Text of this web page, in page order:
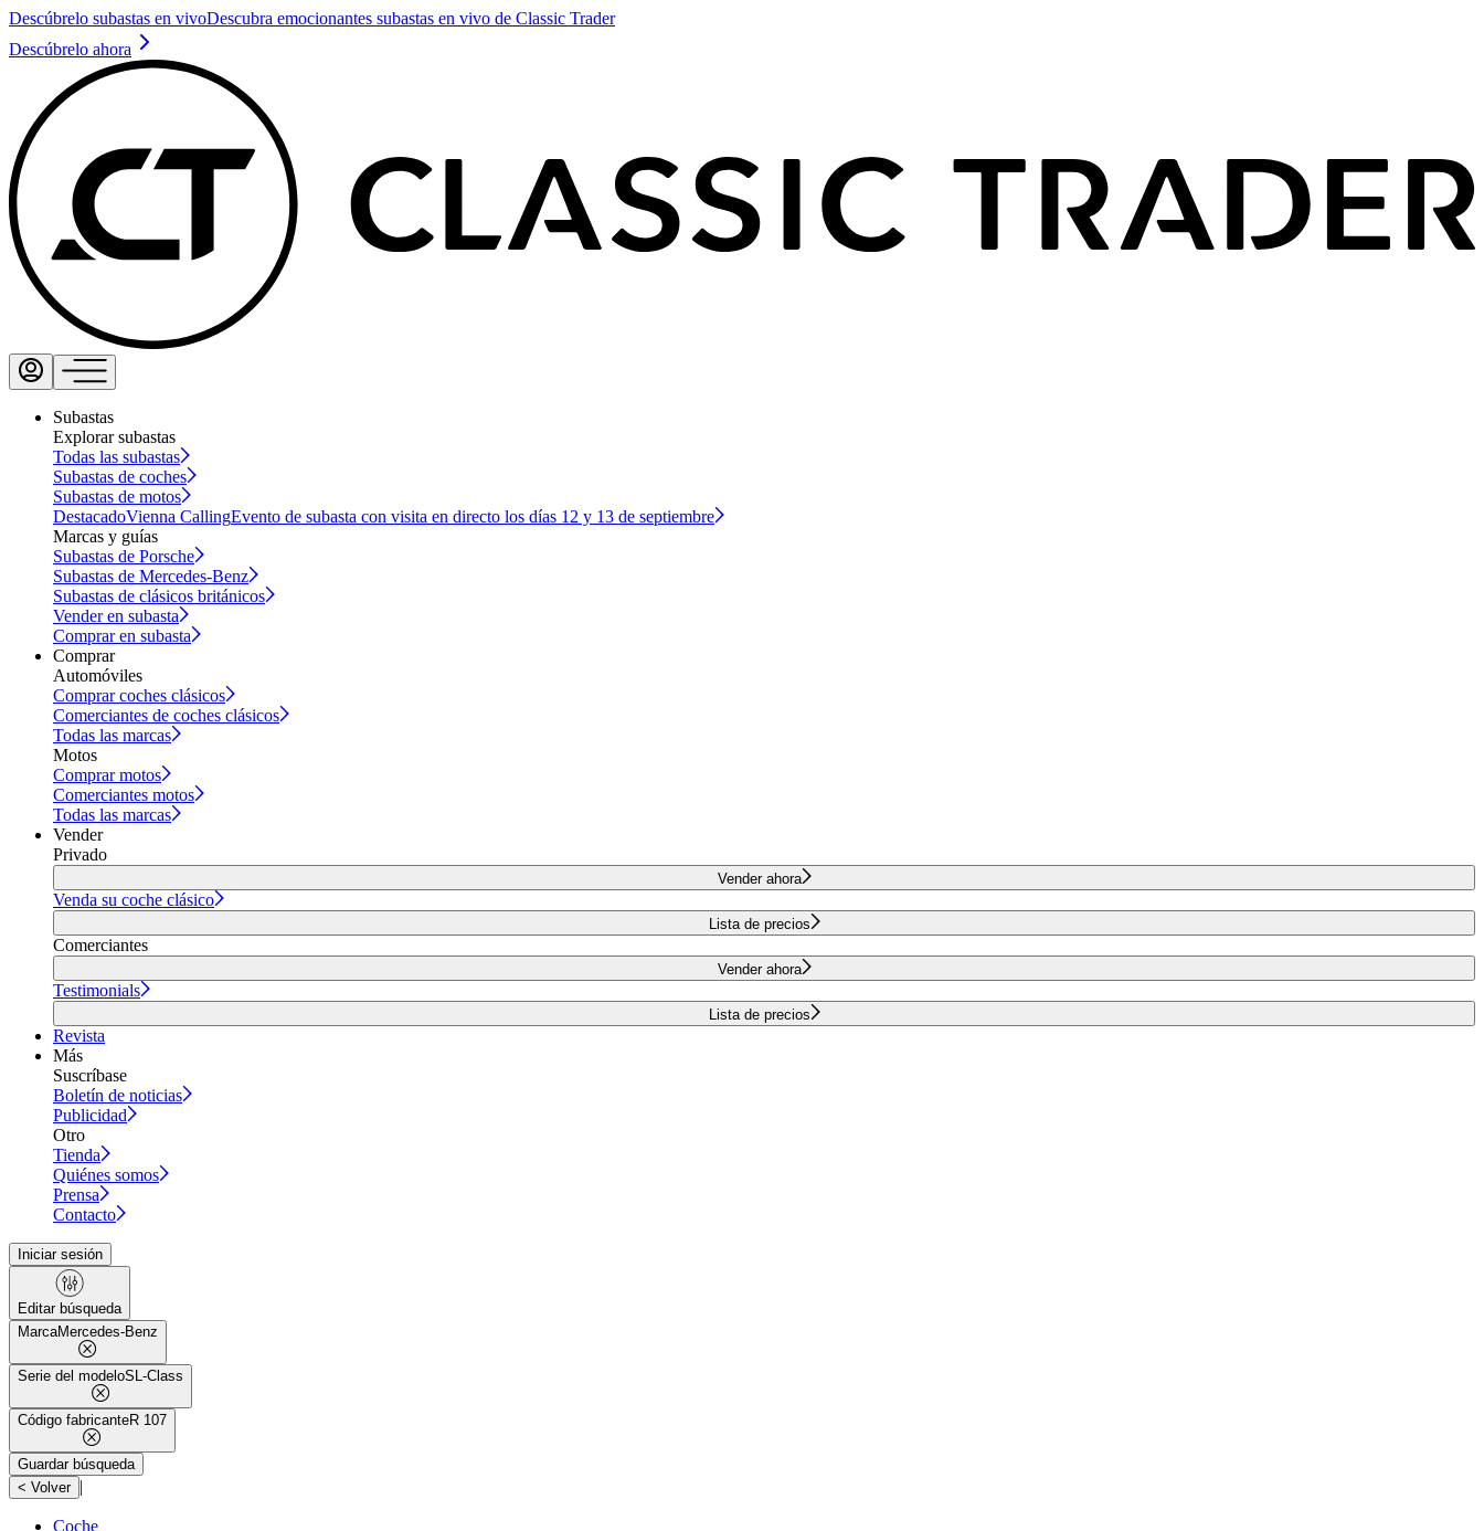
Descúbrelo subastas en vivoDescubra emocionantes subastas en vivo de Classic Trader
Descúbrelo ahora
Subastas
Explorar subastas
Todas las subastas
Subastas de coches
Subastas de motos
DestacadoVienna CallingEvento de subasta con visita en directo los días 12 y 13 de septiembre
Marcas y guías
Subastas de Porsche
Subastas de Mercedes-Benz
Subastas de clásicos británicos
Vender en subasta
Comprar en subasta
Comprar
Automóviles
Comprar coches clásicos
Comerciantes de coches clásicos
Todas las marcas
Motos
Comprar motos
Comerciantes motos
Todas las marcas
Vender
Privado
Vender ahora
Venda su coche clásico
Lista de precios
Comerciantes
Vender ahora
Testimonials
Lista de precios
Revista
Más
Suscríbase
Boletín de noticias
Publicidad
Otro
Tienda
Quiénes somos
Prensa
Contacto
Iniciar sesión
Editar búsqueda
MarcaMercedes-Benz
Serie del modeloSL-Class
Código fabricanteR 107
Guardar búsqueda
< Volver |
Coche